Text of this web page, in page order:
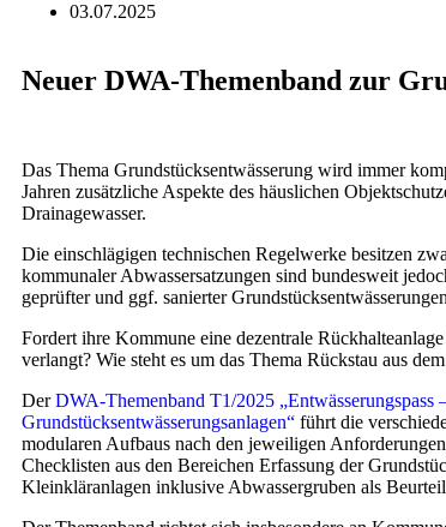
03.07.2025
Neuer DWA-Themen­band zur
Das Thema Grundstücksentwässerung wird immer
Jahren zusätzliche Aspekte des häuslichen
Drainagewasser.
Die einschlägigen technischen Regelwerke besitzen
kommunaler Abwassersatzungen sind bundesweit
geprüfter und ggf. sanierter
Fordert ihre Kommune eine dezentrale
verlangt? Wie steht es um das Thema Rückstau aus
DerDWA-Themenband T1/2025
Grundstücksentwässerungsanlagen“ führt die
modularen Aufbaus nach den jeweiligen
Checklisten aus den Bereichen Erfassung der
Kleinkläranlagen inklusive Abwassergruben als